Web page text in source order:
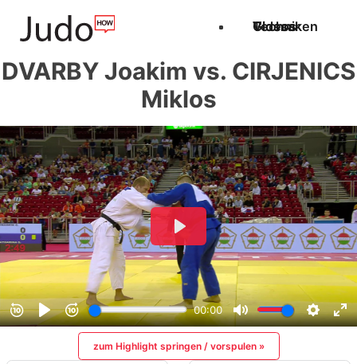
Techniken
Videos
Glossar
DVARBY Joakim vs. CIRJENICS
Miklos
zum Highlight springen / vorspulen »